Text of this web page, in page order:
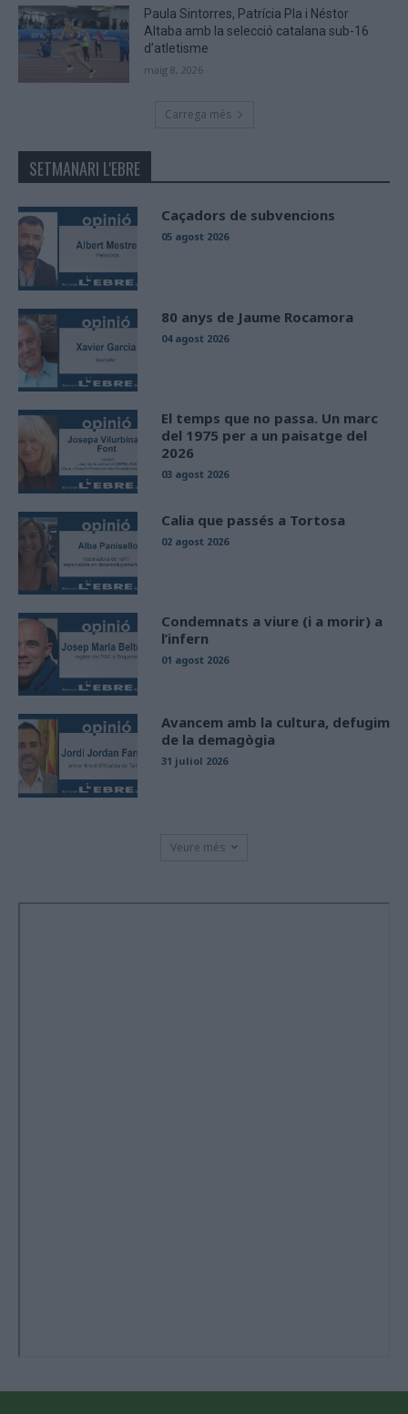
Paula Sintorres, Patrícia Pla i Néstor
Altaba amb la selecció catalana sub-16
d’atletisme
maig 8, 2026
Carrega més
SETMANARI L'EBRE
Caçadors de subvencions
05 agost 2026
80 anys de Jaume Rocamora
04 agost 2026
El temps que no passa. Un marc
del 1975 per a un paisatge del
2026
03 agost 2026
Calia que passés a Tortosa
02 agost 2026
Condemnats a viure (i a morir) a
l’infern
01 agost 2026
Avancem amb la cultura, defugim
de la demagògia
31 juliol 2026
Veure més